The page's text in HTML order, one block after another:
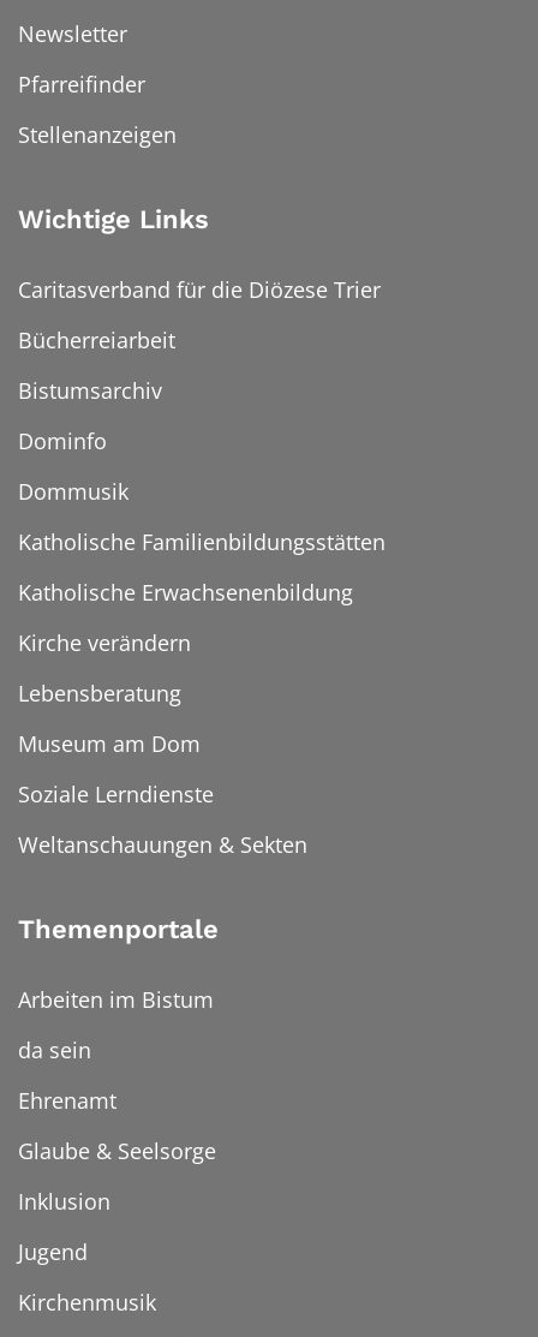
Newsletter
Pfarreifinder
Stellenanzeigen
Wichtige Links
Caritasverband für die Diözese Trier
Bücherreiarbeit
Bistumsarchiv
Dominfo
Dommusik
Katholische Familienbildungsstätten
Katholische Erwachsenenbildung
Kirche verändern
Lebensberatung
Museum am Dom
Soziale Lerndienste
Weltanschauungen & Sekten
Themenportale
Arbeiten im Bistum
da sein
Ehrenamt
Glaube & Seelsorge
Inklusion
Jugend
Kirchenmusik